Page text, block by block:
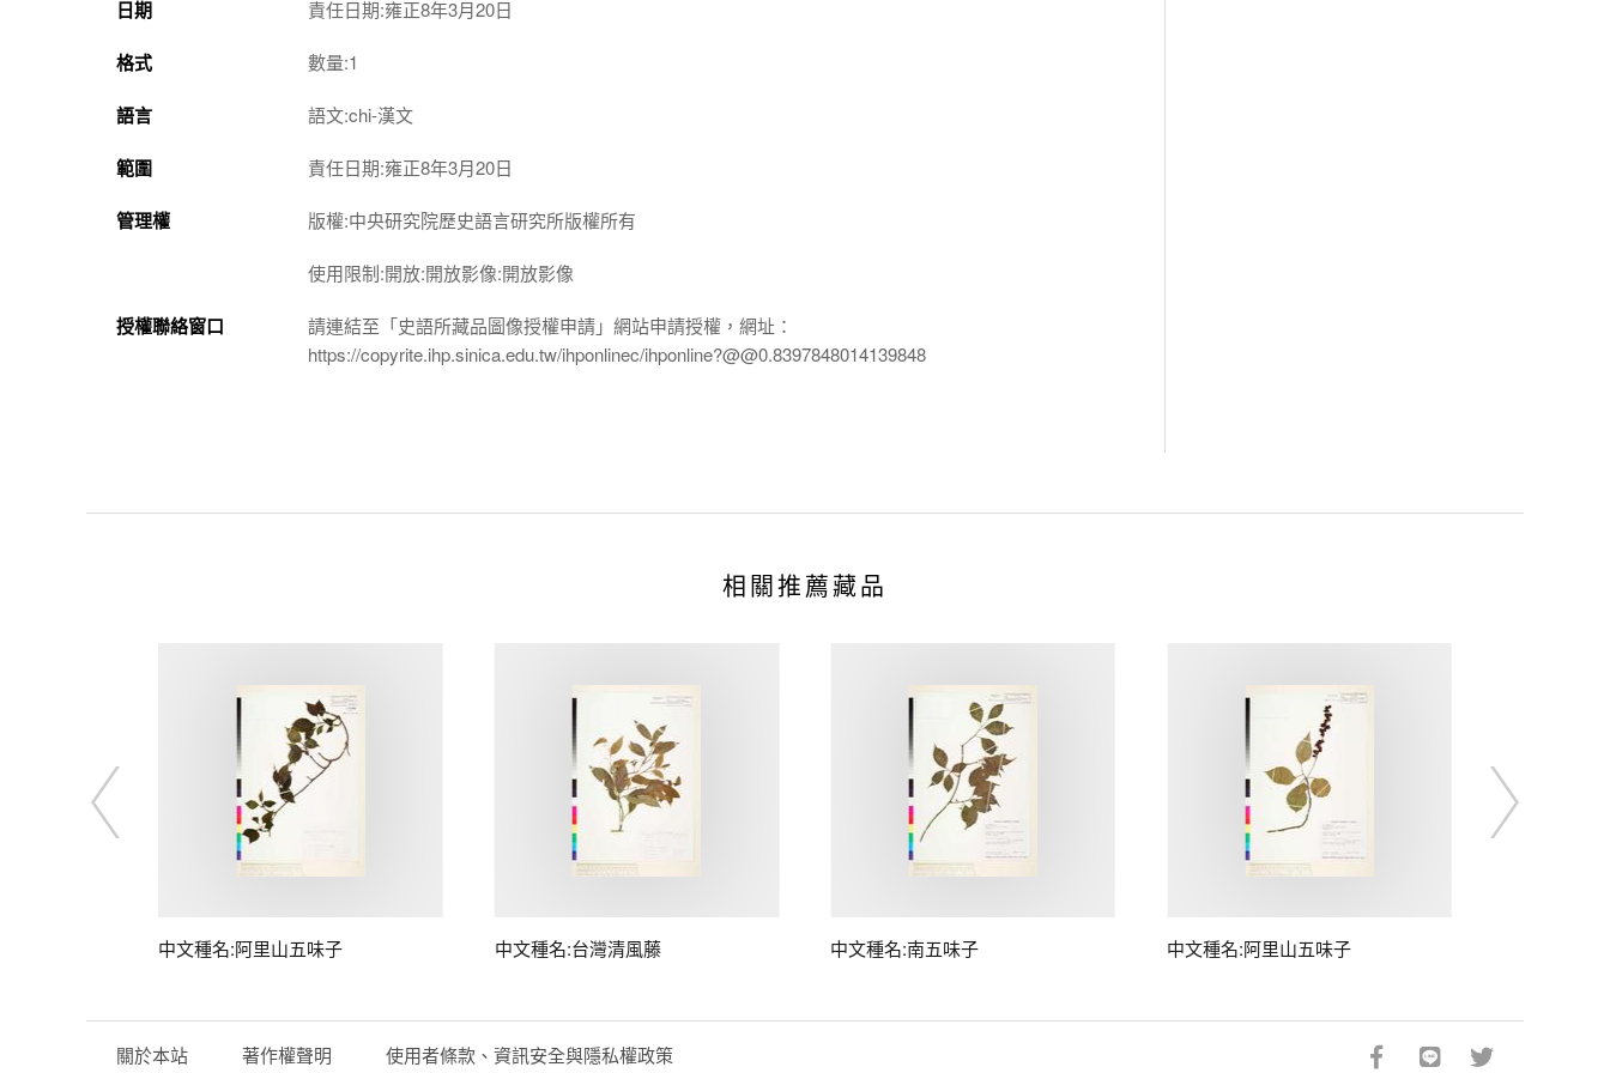
日期 責任日期:雍正8年3月20日
格式 數量:1
語言 語文:chi-漢文
範圍 責任日期:雍正8年3月20日
管理權 版權:中央研究院歷史語言研究所版權所有
使用限制:開放:開放影像:開放影像
授權聯絡窗口
請連結至「史語所藏品圖像授權申請」網站申請授權，網址：
https://copyrite.ihp.sinica.edu.tw/ihponlinec/ihponline?@@0.8397848014139848
相關推薦藏品
中文種名:阿里山五味子 中文種名:台灣清風藤 中文種名:南五味子 中文種名:阿里山五味子
關於本站 著作權聲明 使用者條款、資訊安全與隱私權政策